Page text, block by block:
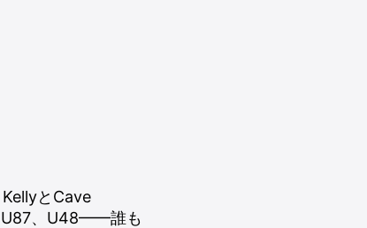
とCave
U87、U48——誰も